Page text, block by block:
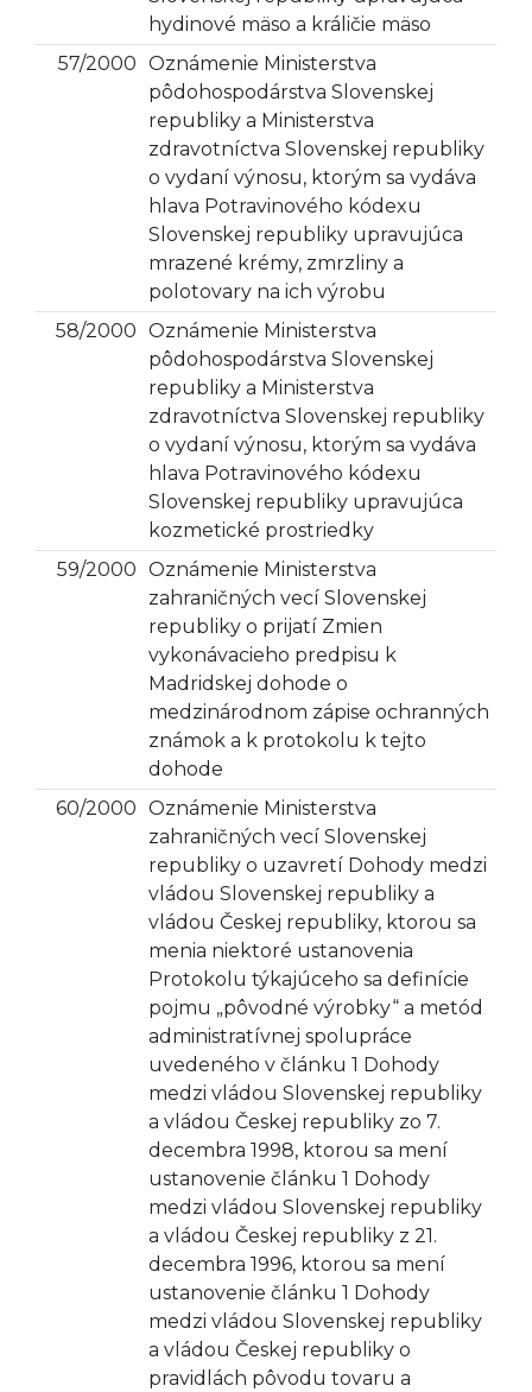
hydinové mäso a králičie mäso
57/2000 Oznámenie Ministerstva
pôdohospodárstva Slovenskej
republiky a Ministerstva
zdravotníctva Slovenskej republiky
o vydaní výnosu, ktorým sa vydáva
hlava Potravinového kódexu
Slovenskej republiky upravujúca
mrazené krémy, zmrzliny a
polotovary na ich výrobu
58/2000 Oznámenie Ministerstva
pôdohospodárstva Slovenskej
republiky a Ministerstva
zdravotníctva Slovenskej republiky
o vydaní výnosu, ktorým sa vydáva
hlava Potravinového kódexu
Slovenskej republiky upravujúca
kozmetické prostriedky
59/2000 Oznámenie Ministerstva
zahraničných vecí Slovenskej
republiky o prijatí Zmien
vykonávacieho predpisu k
Madridskej dohode o
medzinárodnom zápise ochranných
známok a k protokolu k tejto
dohode
60/2000 Oznámenie Ministerstva
zahraničných vecí Slovenskej
republiky o uzavretí Dohody medzi
vládou Slovenskej republiky a
vládou Českej republiky, ktorou sa
menia niektoré ustanovenia
Protokolu týkajúceho sa definície
pojmu „pôvodné výrobky“ a metód
administratívnej spolupráce
uvedeného v článku 1 Dohody
medzi vládou Slovenskej republiky
a vládou Českej republiky zo 7.
decembra 1998, ktorou sa mení
ustanovenie článku 1 Dohody
medzi vládou Slovenskej republiky
a vládou Českej republiky z 21.
decembra 1996, ktorou sa mení
ustanovenie článku 1 Dohody
medzi vládou Slovenskej republiky
a vládou Českej republiky o
pravidlách pôvodu tovaru a